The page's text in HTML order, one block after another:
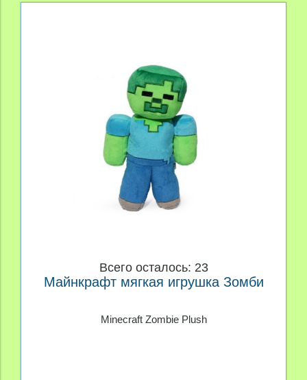
Всего осталось: 23
Майнкрафт мягкая игрушка Зомби
Minecraft Zombie Plush